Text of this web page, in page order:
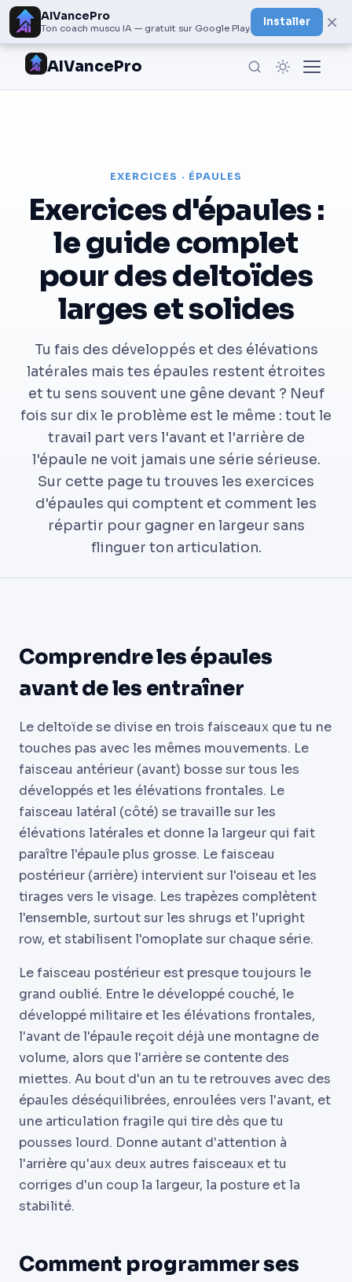
AIVancePro
Ton coach muscu IA — gratuit sur Google Play
Installer ×
AIVancePro
EXERCICES · ÉPAULES
Exercices d'épaules :
le guide complet
pour des deltoïdes
larges et solides
Tu fais des développés et des élévations
latérales mais tes épaules restent étroites
et tu sens souvent une gêne devant ? Neuf
fois sur dix le problème est le même : tout le
travail part vers l'avant et l'arrière de
l'épaule ne voit jamais une série sérieuse.
Sur cette page tu trouves les exercices
d'épaules qui comptent et comment les
répartir pour gagner en largeur sans
flinguer ton articulation.
Comprendre les épaules
avant de les entraîner
Le deltoïde se divise en trois faisceaux que tu ne
touches pas avec les mêmes mouvements. Le
faisceau antérieur (avant) bosse sur tous les
développés et les élévations frontales. Le
faisceau latéral (côté) se travaille sur les
élévations latérales et donne la largeur qui fait
paraître l'épaule plus grosse. Le faisceau
postérieur (arrière) intervient sur l'oiseau et les
tirages vers le visage. Les trapèzes complètent
l'ensemble, surtout sur les shrugs et l'upright
row, et stabilisent l'omoplate sur chaque série.
Le faisceau postérieur est presque toujours le
grand oublié. Entre le développé couché, le
développé militaire et les élévations frontales,
l'avant de l'épaule reçoit déjà une montagne de
volume, alors que l'arrière se contente des
miettes. Au bout d'un an tu te retrouves avec des
épaules déséquilibrées, enroulées vers l'avant, et
une articulation fragile qui tire dès que tu
pousses lourd. Donne autant d'attention à
l'arrière qu'aux deux autres faisceaux et tu
corriges d'un coup la largeur, la posture et la
stabilité.
Comment programmer ses